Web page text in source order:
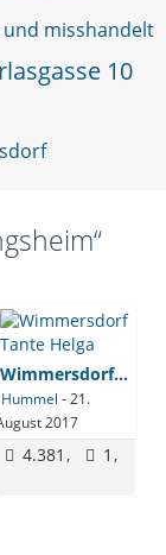
misshandelt
10
Wimmersdorf Tante Helga
Hummel -21.
2017
4.381 1